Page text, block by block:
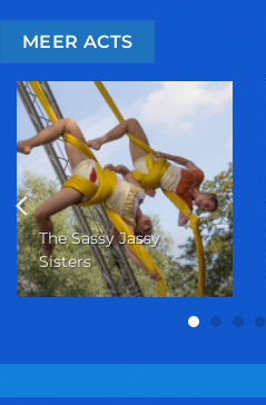
MEER ACTS
The Sassy Jassy
Sisters